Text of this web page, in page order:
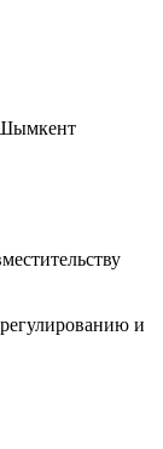
Шымкент
и